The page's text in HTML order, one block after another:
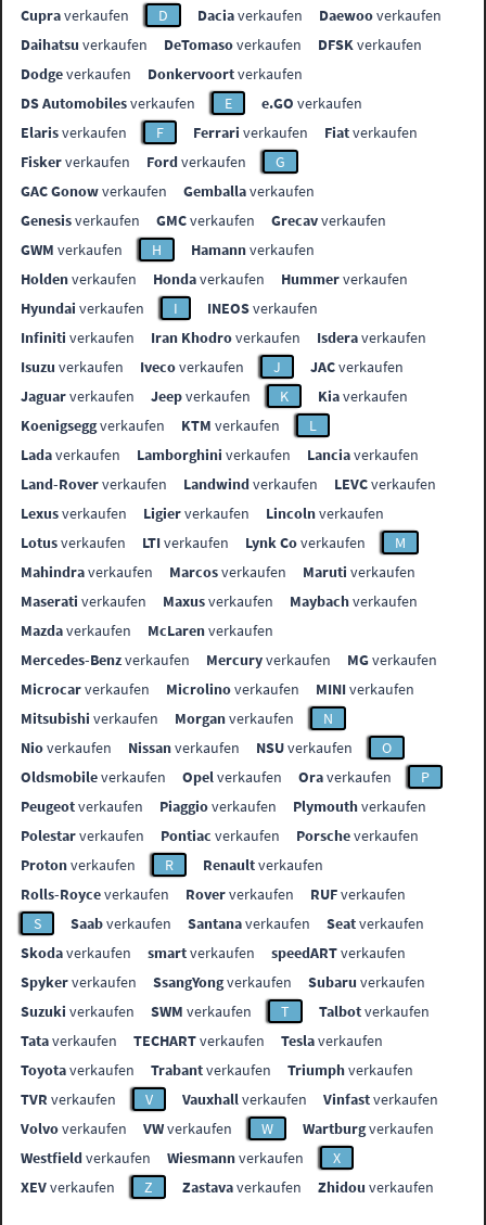
Cupraverkaufen D Daciaverkaufen Daewooverkaufen
Daihatsu verkaufen DeTomasoverkaufen DFSKverkaufen
Dodgeverkaufen Donkervoortverkaufen
DS Automobilesverkaufen E e.GO verkaufen
Elarisverkaufen F Ferrari verkaufen Fiatverkaufen
Fiskerverkaufen Fordverkaufen
G
GAC Gonowverkaufen Gemballaverkaufen
Genesisverkaufen GMCverkaufen Grecavverkaufen
GWM verkaufen H Hamannverkaufen
Holdenverkaufen Hondaverkaufen Hummerverkaufen
Hyundai verkaufen I INEOSverkaufen
Infiniti verkaufen Iran Khodroverkaufen Isderaverkaufen
Isuzu verkaufen Ivecoverkaufen J JACverkaufen
Jaguarverkaufen Jeepverkaufen K Kiaverkaufen
Koenigseggverkaufen KTM verkaufen
L
Ladaverkaufen Lamborghini verkaufen Lanciaverkaufen
Land-Roververkaufen Landwindverkaufen LEVCverkaufen
Lexusverkaufen Ligierverkaufen Lincolnverkaufen
Lotusverkaufen LTIverkaufen Lynk Coverkaufen
M
Mahindraverkaufen Marcosverkaufen Maruti verkaufen
Maserati verkaufen Maxusverkaufen Maybachverkaufen
Mazdaverkaufen McLarenverkaufen
Mercedes-Benzverkaufen Mercuryverkaufen MGverkaufen
Microcarverkaufen Microlinoverkaufen MINIverkaufen
Mitsubishi verkaufen Morganverkaufen
N
Nioverkaufen Nissanverkaufen NSUverkaufen
O
Oldsmobileverkaufen Opelverkaufen Oraverkaufen
P
Peugeotverkaufen Piaggioverkaufen Plymouthverkaufen
Polestarverkaufen Pontiac verkaufen Porscheverkaufen
Protonverkaufen R Renaultverkaufen
Rolls-Royceverkaufen Roververkaufen RUFverkaufen
S
Saabverkaufen Santanaverkaufen Seatverkaufen
Skodaverkaufen smartverkaufen speedARTverkaufen
Spykerverkaufen SsangYongverkaufen Subaru verkaufen
Suzuki verkaufen SWM verkaufen T Talbotverkaufen
Tataverkaufen TECHARTverkaufen Teslaverkaufen
Toyotaverkaufen Trabantverkaufen Triumphverkaufen
TVR verkaufen V Vauxhallverkaufen Vinfastverkaufen
Volvoverkaufen VWverkaufen W Wartburgverkaufen
Westfieldverkaufen Wiesmannverkaufen
X
XEVverkaufen Z Zastavaverkaufen Zhidou verkaufen